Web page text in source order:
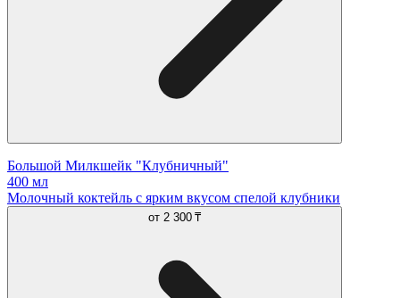
Большой Милкшейк "Клубничный"
400 мл
Молочный коктейль с ярким вкусом спелой клубники
от 2 300 ₸